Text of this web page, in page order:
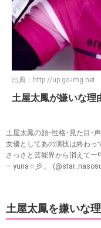
出典： http://up.gc-img.net
土屋太鳳が嫌いな理
土屋太鳳の顔･性格･見た目･声
女優としてあの演技は終わ
さっさと芸能界から消えてー
— yuna☆彡.。
土屋太鳳を嫌いな